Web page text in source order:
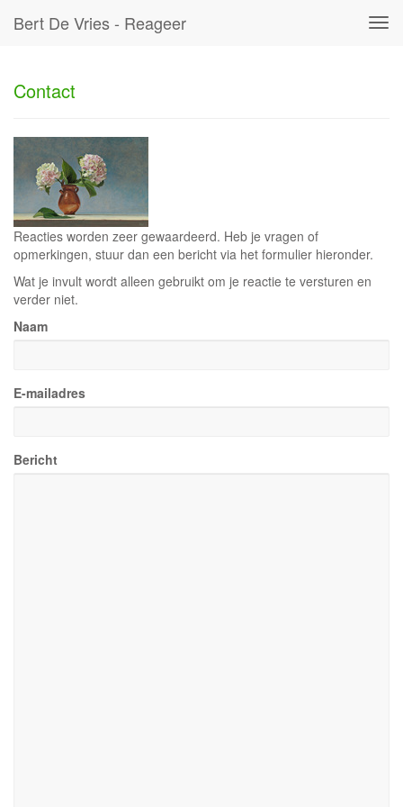
Bert De Vries - Reageer
Contact
Reacties worden zeer gewaardeerd. Heb je vragen of
opmerkingen, stuur dan een bericht via het formulier hieronder.
Wat je invult wordt alleen gebruikt om je reactie te versturen en
verder niet.
Naam
E-mailadres
Bericht